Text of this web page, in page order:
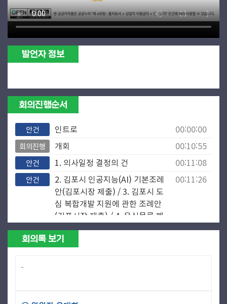
발언자 정보
회의진행순서
안건 인트로 00:00:00
회의진행 개회 00:10:55
안건 1. 의사일정 결정의 건 00:11:08
안건
2. 김포시 인공지능(AI) 기본조례
안(김포시장 제출) / 3. 김포시 도
심 복합개발 지원에 관한 조례안
(김포시장 제출) / 4. 음식물류 폐
기물 처리 민간위탁 동의안(김포
시장 제출) / 5. 매립지 등 반입불
득 지원 조례안(김포시장 제출) 8.
00:11:26
회의록 보기
-